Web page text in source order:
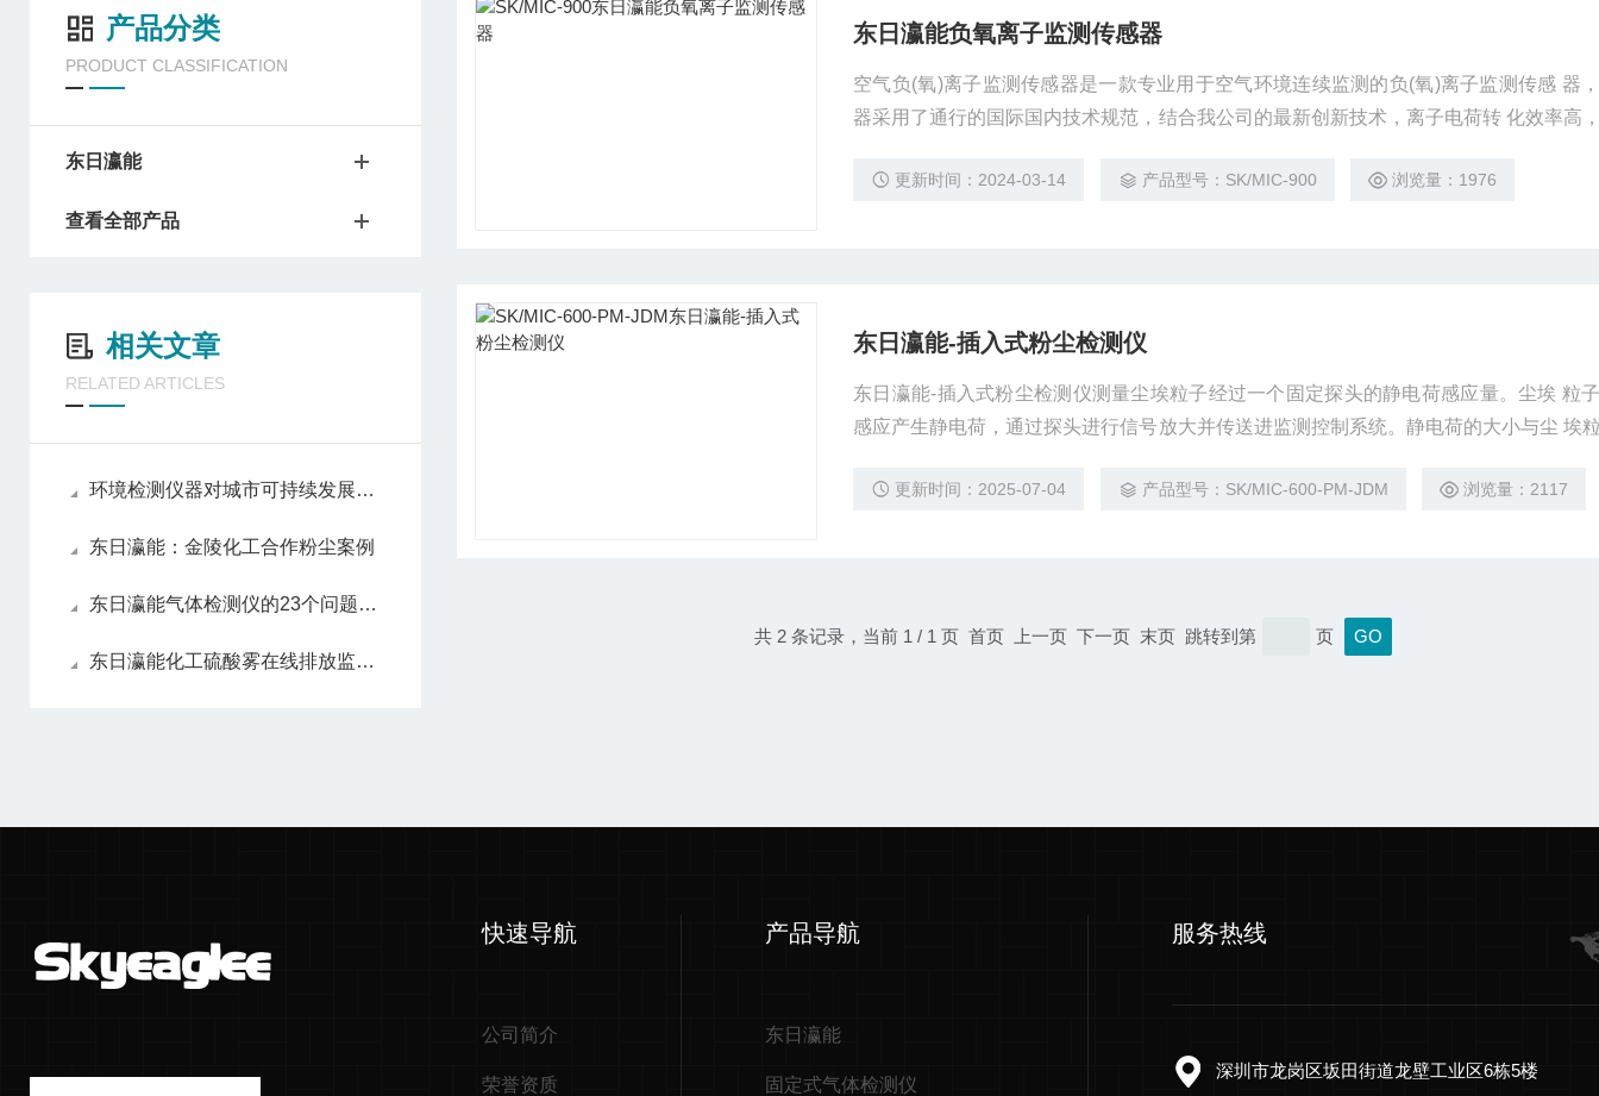
产品分类
PRODUCT CLASSIFICATION
东日瀛能
查看全部产品
相关文章
RELATED ARTICLES
环境检测仪器对城市可持续发展的推动作用
东日瀛能：金陵化工合作粉尘案例
东日瀛能气体检测仪的23个问题17：有限空间中的四合一气体检测仪
东日瀛能化工硫酸雾在线排放监测气体分析仪（SK7500-H2SO4-F系列）
东日瀛能负氧离子监测传感器
空气负(氧)离子监测传感器是一款专业用于空气环境连续监测的负(氧)离子监测传感 器
器采用了通行的国际国内技术规范，结合我公司的最新创新技术，离子电荷转 化效率高
空气环境下的连续测量。 该传感器可应用于室外环境监测、家居物联网、智能家居、智
更新时间：2024-03-14 产品型号：SK/MIC-900 浏览量：1976
东日瀛能-插入式粉尘检测仪
东日瀛能-插入式粉尘检测仪测量尘埃粒子经过一个固定探头的静电荷感应量。尘埃 粒
感应产生静电荷，通过探头进行信号放大并传送进监测控制系统。静电荷的大小与尘 埃
报，同时用于连续记录粉尘粒子的总量或浓度。
更新时间：2025-07-04 产品型号：SK/MIC-600-PM-JDM 浏览量：2117
共 2 条记录，当前 1 / 1 页 首页 上一页 下一页 末页 跳转到第 页
快速导航
公司简介
荣誉资质
产品导航
东日瀛能
固定式气体检测仪
服务热线
深圳市龙岗区坂田街道龙壁工业区6栋5楼